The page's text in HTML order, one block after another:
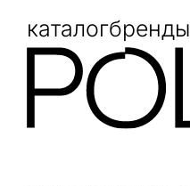
каталогбренды